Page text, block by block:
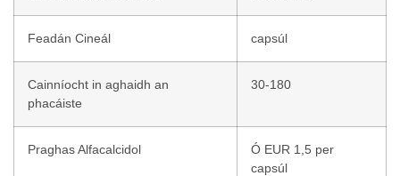
Feadán Cineál capsúl
Cainníocht in aghaidh an
phacáiste
30-180
Praghas Alfacalcidol
Ó EUR 1,5 per
capsúl